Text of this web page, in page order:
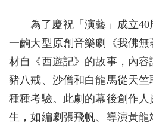
為了慶祝「演藝」成立
一齣大型原創音樂劇《我佛
材自《西遊記》的故事，內容
豬八戒、沙僧和白龍馬從天
種種考驗。此劇的幕後創作
生，如編劇張飛帆、導演黃